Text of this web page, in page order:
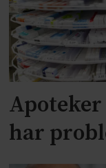
har